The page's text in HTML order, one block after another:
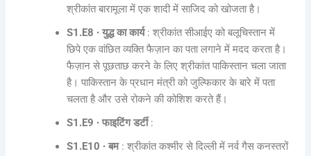
श्रीकांत बारामूला में एक शादी में साजिद को खोजता है।
S1.E8 ∙ युद्ध का कार्य: श्रीकांत सीआईए को बलूचिस्तान में
छिपे एक वांछित व्यक्ति फैज़ान का पता लगाने में मदद करता है।
फैज़ान से पूछताछ करने के लिए श्रीकांत पाकिस्तान चला जाता
है। पाकिस्तान के प्रधान मंत्री को जुल्फिकार के बारे में पता
चलता है और उसे रोकने की कोशिश करते हैं।
S1.E9 ∙ फाइटिंग डर्टी:
S1.E10 ∙ बम: श्रीकांत कश्मीर से दिल्ली में नर्व गैस कनस्तरों